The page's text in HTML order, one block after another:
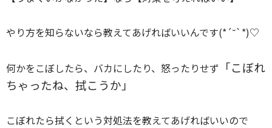
やり方を知らないなら教えてあげればいいんです(*´˘`*)♡
何かをこぼしたら、バカにしたり、怒ったりせず 「こぼれ
ちゃったね、拭こうか」
こぼれたら拭くという対処法を教えてあげればいいので